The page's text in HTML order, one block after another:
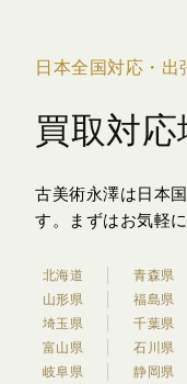
日本全国対応・出
買取対応
古美術永澤は日本
す。
まずはお気軽
北海道 青森県
山形県
福島県
埼玉県
千葉県
富山県
石川県
岐阜県
静岡県